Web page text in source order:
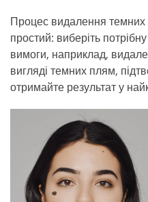
Процес видалення
простий: виберіть
вимоги, наприклад,
вигляді темних плям,
отримайте результат у